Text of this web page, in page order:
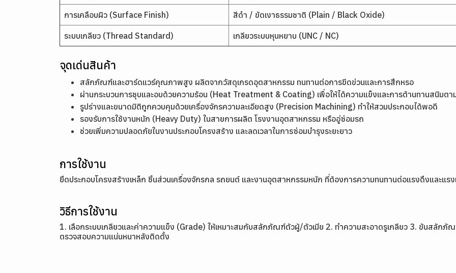
การเคลือบผิว (Surface Finish) สีดำ / ขัดเงาธรรมชาติ (Plain / Black Oxide)
ระบบเกลียว (Thread Standard) เกลียวระบบหุนหยาบ (UNC / NC)
จุดเด่นสินค้า
สลักภัณฑ์และฮาร์ดแวร์คุณภาพสูง ผลิตจากวัสดุเกรดอุตสาหกรรม ทนทานต่อการขีดข่วนและการสึกหรอ
ผ่านกระบวนการชุบและอบด้วยความร้อน (Heat Treatment & Coating) เพื่อให้ได้ความแข็งและการต้านทานสนิมตา
รูปร่างและขนาดมิติถูกควบคุมด้วยเครื่องจักรความละเอียดสูง (Precision Machining) ทำให้สวมประกอบได้พอดี
รองรับการใช้งานหนัก (Heavy Duty) ในสายการผลิต โรงงานอุตสาหกรรม หรืออู่ซ่อมรถ
ช่วยเพิ่มความปลอดภัยในงานประกอบโครงสร้าง และลดเวลาในการซ่อมบำรุงระยะยาว
การใช้งาน
ยึดประกอบโครงสร้างเหล็ก ชิ้นส่วนเครื่องจักรกล รถยนต์ และงานอุตสาหกรรมหนัก ที่ต้องการความทนทานต่อแรงดึงและแร
วิธีการใช้งาน
1. เลือกระบบเกลียวและค่าความแข็ง (Grade) ให้เหมาะสมกับสลักภัณฑ์ตัวผู้/ตัวเมีย 2. ทำความสะอาดรูเกลียว 3. ขันสลัก
ตรวจสอบความแน่นหนาหลังติดตั้ง